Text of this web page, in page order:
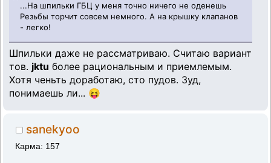
...На шпильки ГБЦ у меня точно ничего не оденешь
Резьбы торчит совсем немного. А на крышку клапанов
- легко!
Шпильки даже не рассматриваю. Считаю вариант
тов. jktu более рациональным и приемлемым.
Хотя ченьть доработаю, сто пудов. Зуд,
понимаешь ли... 😝
sanekyoo
Карма: 157